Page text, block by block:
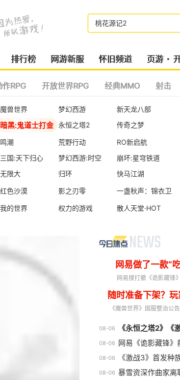
排行榜 网游新服 怀旧频道 页游
作RPG 开放世界RPG 经典MMO 射击
魔兽世界 梦幻西游 新天龙八部
暗黑:鬼道士打金 永恒之塔2 传奇之梦
鸣潮 荒野行动 RO新启航
三国:天下归心 梦幻西游:时空 崩坏:星穹铁道
无限大 归环 快马江湖
红色沙漠 影之刃零 一盏秋声：锦衣卫
我的世界 权力的游戏 散人天堂·HOT
网易做了一款“
网易搜打撤《诡影藏锋
随时准备下架？
《魔兽世界》国服整治公告
08-06 《永恒之塔2》《
08-06 网易《诡影藏锋
08-06 《激战3》首发种
08-06 暴雪资深作曲家离